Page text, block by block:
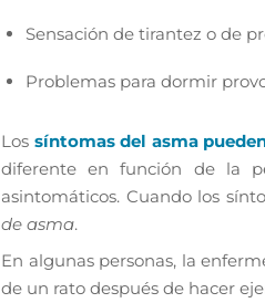
Sensación de tirantez o de
Problemas para dormir
Los síntomas del asma
diferente en función de la
asintomáticos. Cuando los
de asma.
En algunas personas, la
de un rato después de hacer